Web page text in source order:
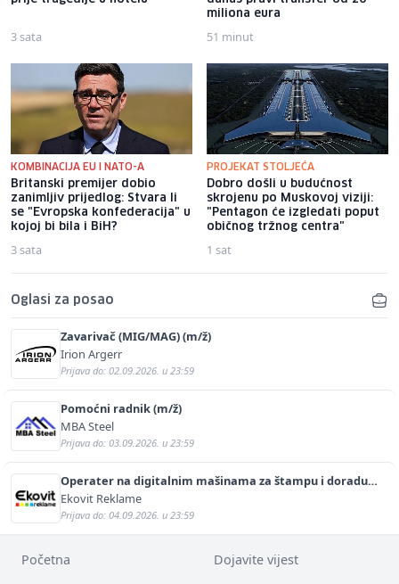
3 sata
miliona eura
51 minut
KOMBINACIJA EU I NATO-A
Britanski premijer dobio
zanimljiv prijedlog: Stvara li
se "Evropska konfederacija" u
kojoj bi bila i BiH?
3 sata
PROJEKAT STOLJEĆA
Dobro došli u budućnost
skrojenu po Muskovoj viziji:
"Pentagon će izgledati poput
običnog tržnog centra"
1 sat
Oglasi za posao
Zavarivač (MIG/MAG) (m/ž)
Irion Argerr
Prijava do: 02.09.2026. u 23:59
Pomoćni radnik (m/ž)
MBA Steel
Prijava do: 03.09.2026. u 23:59
Operater na digitalnim mašinama za štampu i doradu
(m/ž)
Ekovit Reklame
Prijava do: 04.09.2026. u 23:59
Početna Dojavite vijest